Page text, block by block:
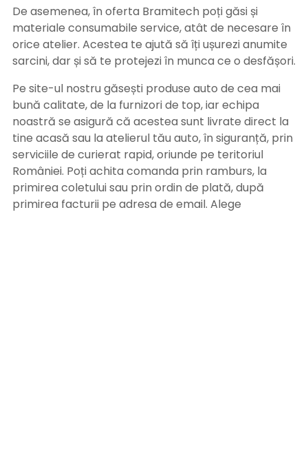
De asemenea, în oferta Bramitech poți găsi și
materiale consumabile service, atât de necesare în
orice atelier. Acestea te ajută să îți ușurezi anumite
sarcini, dar și să te protejezi în munca ce o desfășori.
Pe site-ul nostru găsești produse auto de cea mai
bună calitate, de la furnizori de top, iar echipa
noastră se asigură că acestea sunt livrate direct la
tine acasă sau la atelierul tău auto, în siguranță, prin
serviciile de curierat rapid, oriunde pe teritoriul
României. Poți achita comanda prin ramburs, la
primirea coletului sau prin ordin de plată, după
primirea facturii pe adresa de email. Alege